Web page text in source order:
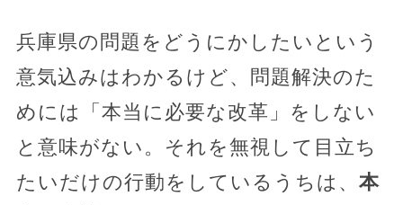
兵庫県の問題をどうにかしたいという
意気込みはわかるけど、問題解決のた
めには「本当に必要な改革」をしない
と意味がない。それを無視して目立ち
たいだけの行動をしているうちは、 本